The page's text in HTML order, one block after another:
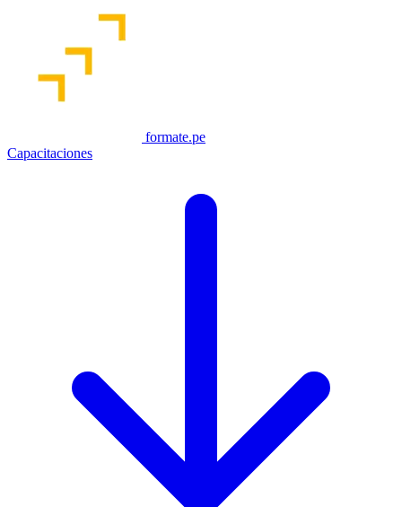
formate.pe
Capacitaciones